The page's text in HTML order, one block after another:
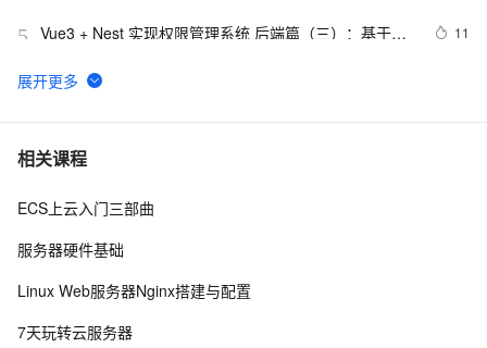
5 Vue3 + Nest 实现权限管理系统 后端篇（三）：基于
11
6
IDEA + 通义灵码 AI 程序员：快速构建 DDD 后端工程模
7 【测试开发】八、接口测试-后端-模块树列表接口实现，
8 LYNC后端镜像切换导致监控页面无法正常打开
Excel下载的功能实现
10互联网企业助力北京冬奥会：阿里云后端保障，百度AI抢
相关课程
ECS上云入门三部曲
服务器硬件基础
Linux Web服务器Nginx搭建与配置
7天玩转云服务器